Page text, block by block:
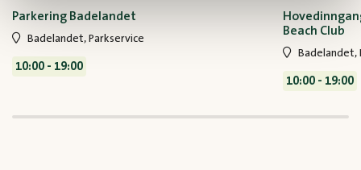
Parkering Badelandet
Badelandet, Parkservice
10:00 - 19:00
Beach Club
Badelandet,
10:00 - 19:00